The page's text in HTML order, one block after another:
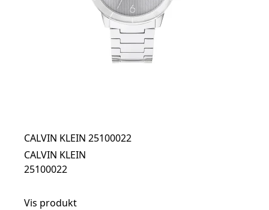
CALVIN KLEIN 25100022
CALVIN KLEIN
25100022
Vis produkt